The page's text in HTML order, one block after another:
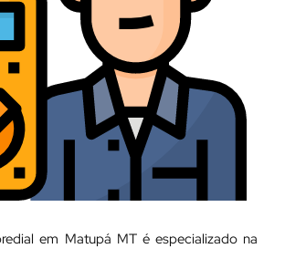
em Matupá MT é especializado na